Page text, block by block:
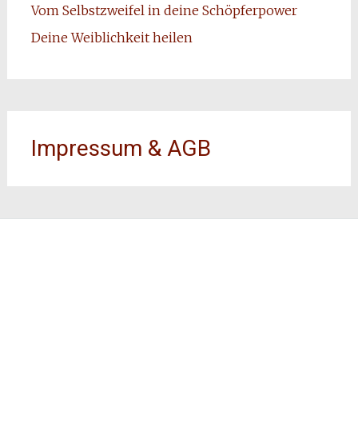
Vom Selbstzweifel in deine Schöpferpower
Deine Weiblichkeit heilen
Impressum & AGB